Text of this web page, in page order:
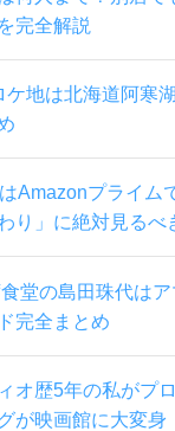
完全解説
ケ地は北海道阿寒
Amazonプライム
り」に絶対見るべ
食堂の島田珠代は
完全まとめ
オ歴5年の私がプ
が映画館に大変身